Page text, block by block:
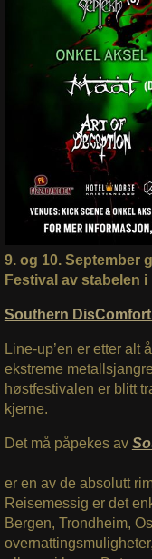
9. og 10. September
Festival av stabelen
Southern
Line-up’en er etter alt
ekstreme
høstfestivalen er blitt
kjerne.
Det må påpekes av
er en av de absolutt
Reisemessig er det
Bergen, Trondheim,